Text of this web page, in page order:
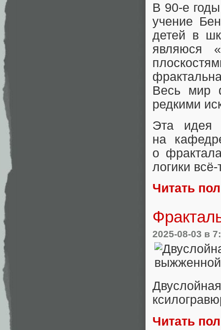
В 90-е
учение
детей в
являюся
Весь мир
редкими
Эта идея
на
о
логики
Читать
2025-08-03 в
Читать